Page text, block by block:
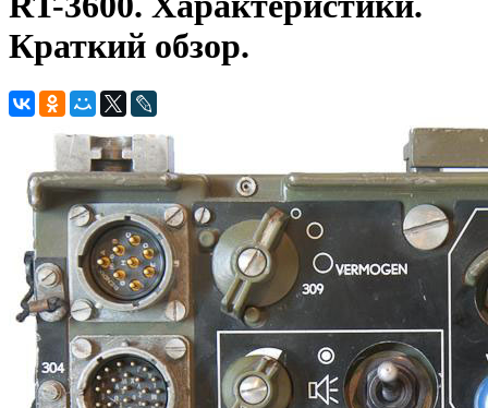
Краткий обзор.